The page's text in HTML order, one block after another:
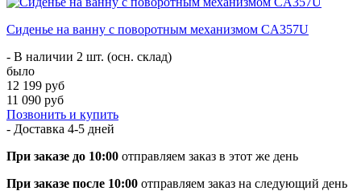
Сиденье на ванну с поворотным механизмом CA357U
- В наличии 2 шт. (осн. склад)
было
12 199 руб
11 090 руб
Позвонить и купить
- Доставка 4-5 дней
При заказе до 10:00 отправляем заказ в этот же день
При заказе после 10:00 отправляем заказ на следующий день